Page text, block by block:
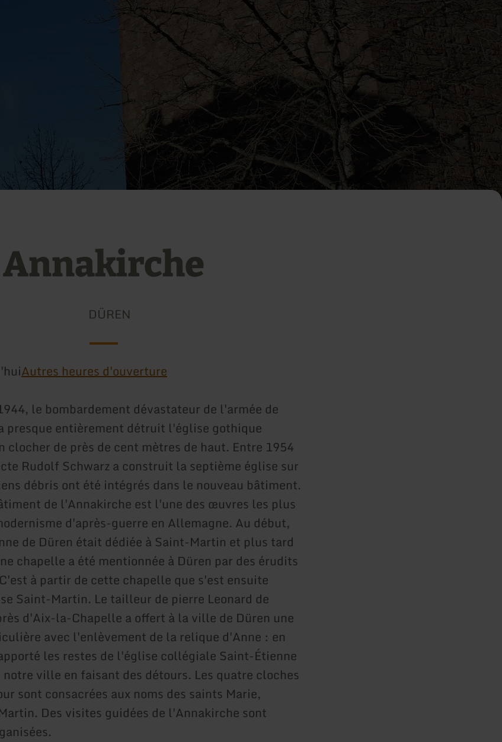
Annakirche
DÜREN
Autres heures d'ouverture
le bombardement dévastateur de l'armée de
presque entièrement détruit l'église gothique
clocher de près de cent mètres de haut. Entre 1954
Rudolf Schwarz a construit la septième église sur
débris ont été intégrés dans le nouveau bâtiment.
de l'Annakirche est l'une des œuvres les plus
d'après-guerre en Allemagne. Au début,
de Düren était dédiée à Saint-Martin et plus tard
chapelle a été mentionnée à Düren par des érudits
à partir de cette chapelle que s'est ensuite
Saint-Martin. Le tailleur de pierre Leonard de
d'Aix-la-Chapelle a offert à la ville de Düren une
avec l'enlèvement de la relique d'Anne : en
les restes de l'église collégiale Saint-Étienne
notre ville en faisant des détours. Les quatre cloches
sont consacrées aux noms des saints Marie,
Des visites guidées de l'Annakirche sont